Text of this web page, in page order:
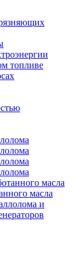
топливе
масла
масла
и